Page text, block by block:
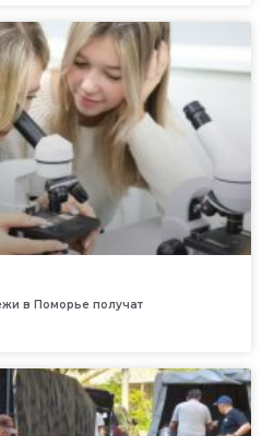
в Поморье получат